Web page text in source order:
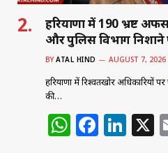
हरियाणा में 190 भ्रष्ट
और पुलिस विभाग निशाने
BY ATAL HIND AUGUST 7, 2026
हरियाणा में रिश्वतखोर अधिकारियों पर
की…
W F Li X